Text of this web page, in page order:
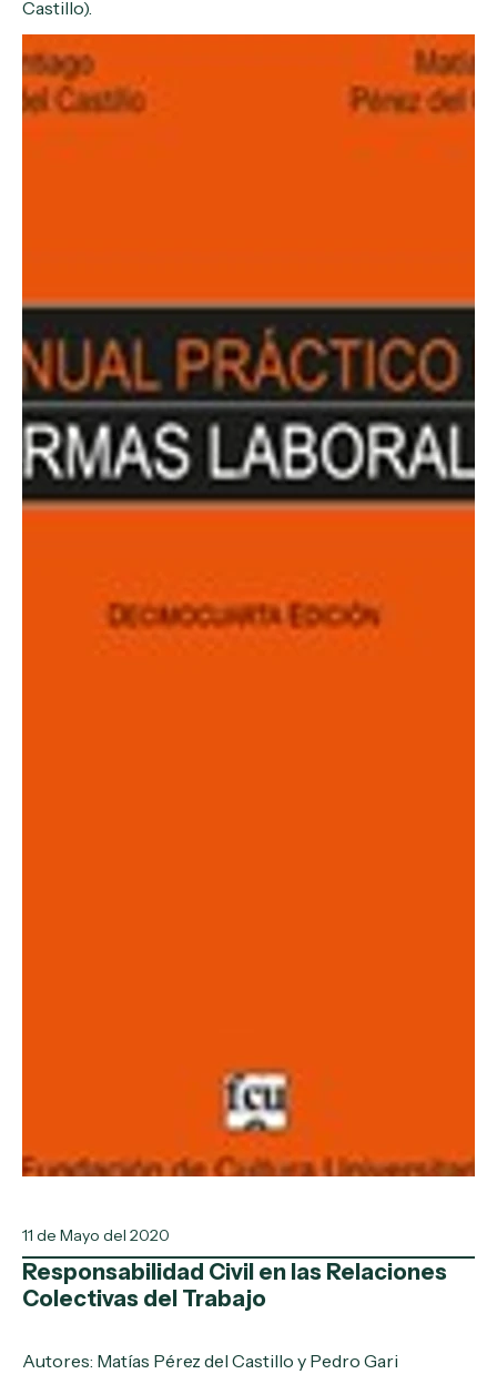
Castillo).
11 de Mayo del 2020
Responsabilidad Civil en las Relaciones
Colectivas del Trabajo
Autores: Matías Pérez del Castillo y Pedro Gari